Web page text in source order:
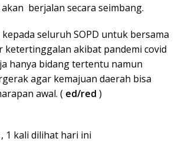
berjalan secara seimbang.
seluruh SOPD untuk bersama
ketertinggalan akibat pandemi covid
hanya bidang tertentu namun
agar kemajuan daerah bisa
awal. ( ed/red )
, 1 kali dilihat hari ini